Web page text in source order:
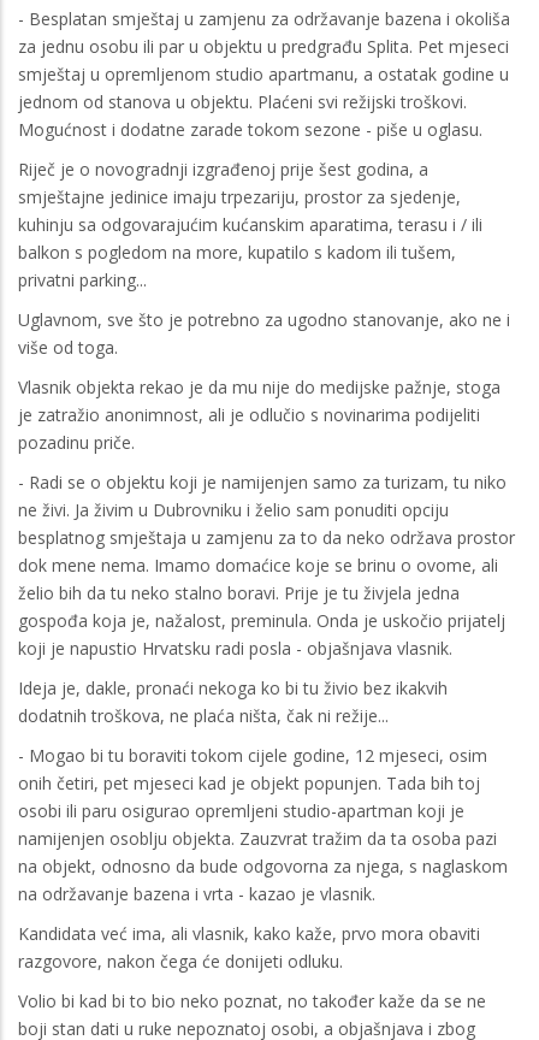
- Besplatan smještaj u zamjenu za održavanje bazena i okoliša
za jednu osobu ili par u objektu u predgrađu Splita. Pet mjeseci
smještaj u opremljenom studio apartmanu, a ostatak godine u
jednom od stanova u objektu. Plaćeni svi režijski troškovi.
Mogućnost i dodatne zarade tokom sezone - piše u oglasu.
Riječ je o novogradnji izgrađenoj prije šest godina, a
smještajne jedinice imaju trpezariju, prostor za sjedenje,
kuhinju sa odgovarajućim kućanskim aparatima, terasu i / ili
balkon s pogledom na more, kupatilo s kadom ili tušem,
privatni parking...
Uglavnom, sve što je potrebno za ugodno stanovanje, ako ne i
više od toga.
Vlasnik objekta rekao je da mu nije do medijske pažnje, stoga
je zatražio anonimnost, ali je odlučio s novinarima podijeliti
pozadinu priče.
- Radi se o objektu koji je namijenjen samo za turizam, tu niko
ne živi. Ja živim u Dubrovniku i želio sam ponuditi opciju
besplatnog smještaja u zamjenu za to da neko održava prostor
dok mene nema. Imamo domaćice koje se brinu o ovome, ali
želio bih da tu neko stalno boravi. Prije je tu živjela jedna
gospođa koja je, nažalost, preminula. Onda je uskočio prijatelj
koji je napustio Hrvatsku radi posla - objašnjava vlasnik.
Ideja je, dakle, pronaći nekoga ko bi tu živio bez ikakvih
dodatnih troškova, ne plaća ništa, čak ni režije...
- Mogao bi tu boraviti tokom cijele godine, 12 mjeseci, osim
onih četiri, pet mjeseci kad je objekt popunjen. Tada bih toj
osobi ili paru osigurao opremljeni studio-apartman koji je
namijenjen osoblju objekta. Zauzvrat tražim da ta osoba pazi
na objekt, odnosno da bude odgovorna za njega, s naglaskom
na održavanje bazena i vrta - kazao je vlasnik.
Kandidata već ima, ali vlasnik, kako kaže, prvo mora obaviti
razgovore, nakon čega će donijeti odluku.
Volio bi kad bi to bio neko poznat, no također kaže da se ne
boji stan dati u ruke nepoznatoj osobi, a objašnjava i zbog